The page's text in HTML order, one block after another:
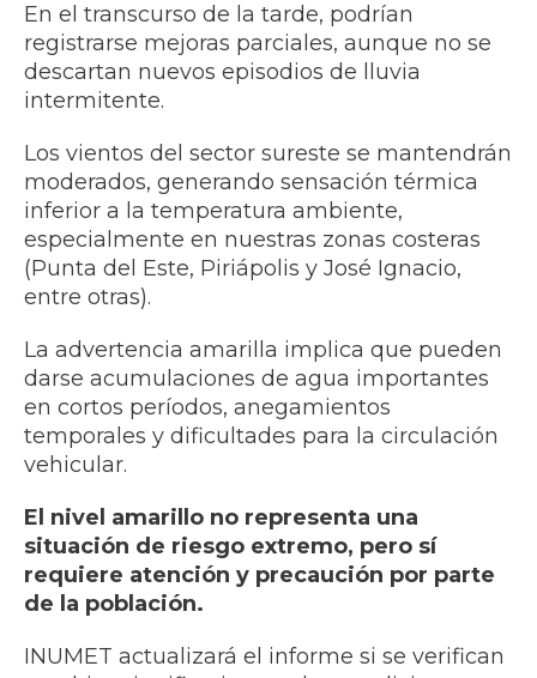
En el transcurso de la tarde, podrían
registrarse mejoras parciales, aunque no se
descartan nuevos episodios de lluvia
intermitente.
Los vientos del sector sureste se mantendrán
moderados, generando sensación térmica
inferior a la temperatura ambiente,
especialmente en nuestras zonas costeras
(Punta del Este, Piriápolis y José Ignacio,
entre otras).
La advertencia amarilla implica que pueden
darse acumulaciones de agua importantes
en cortos períodos, anegamientos
temporales y dificultades para la circulación
vehicular.
El nivel amarillo no representa una
situación de riesgo extremo, pero sí
requiere atención y precaución por parte
de la población.
INUMET actualizará el informe si se verifican